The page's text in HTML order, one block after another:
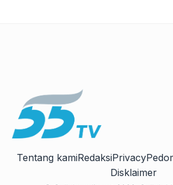
Tentang kamiRedaksiPrivacy
Disklaimer